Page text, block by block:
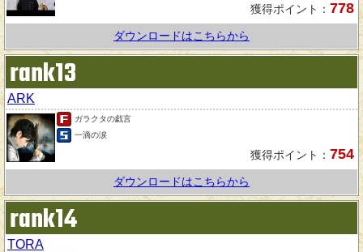
獲得ポイント： 778
ダウンロードはこちらから
rank13
ARK
ガラクタの戯言
一滴の涙
獲得ポイント： 754
ダウンロードはこちらから
rank14
TORA